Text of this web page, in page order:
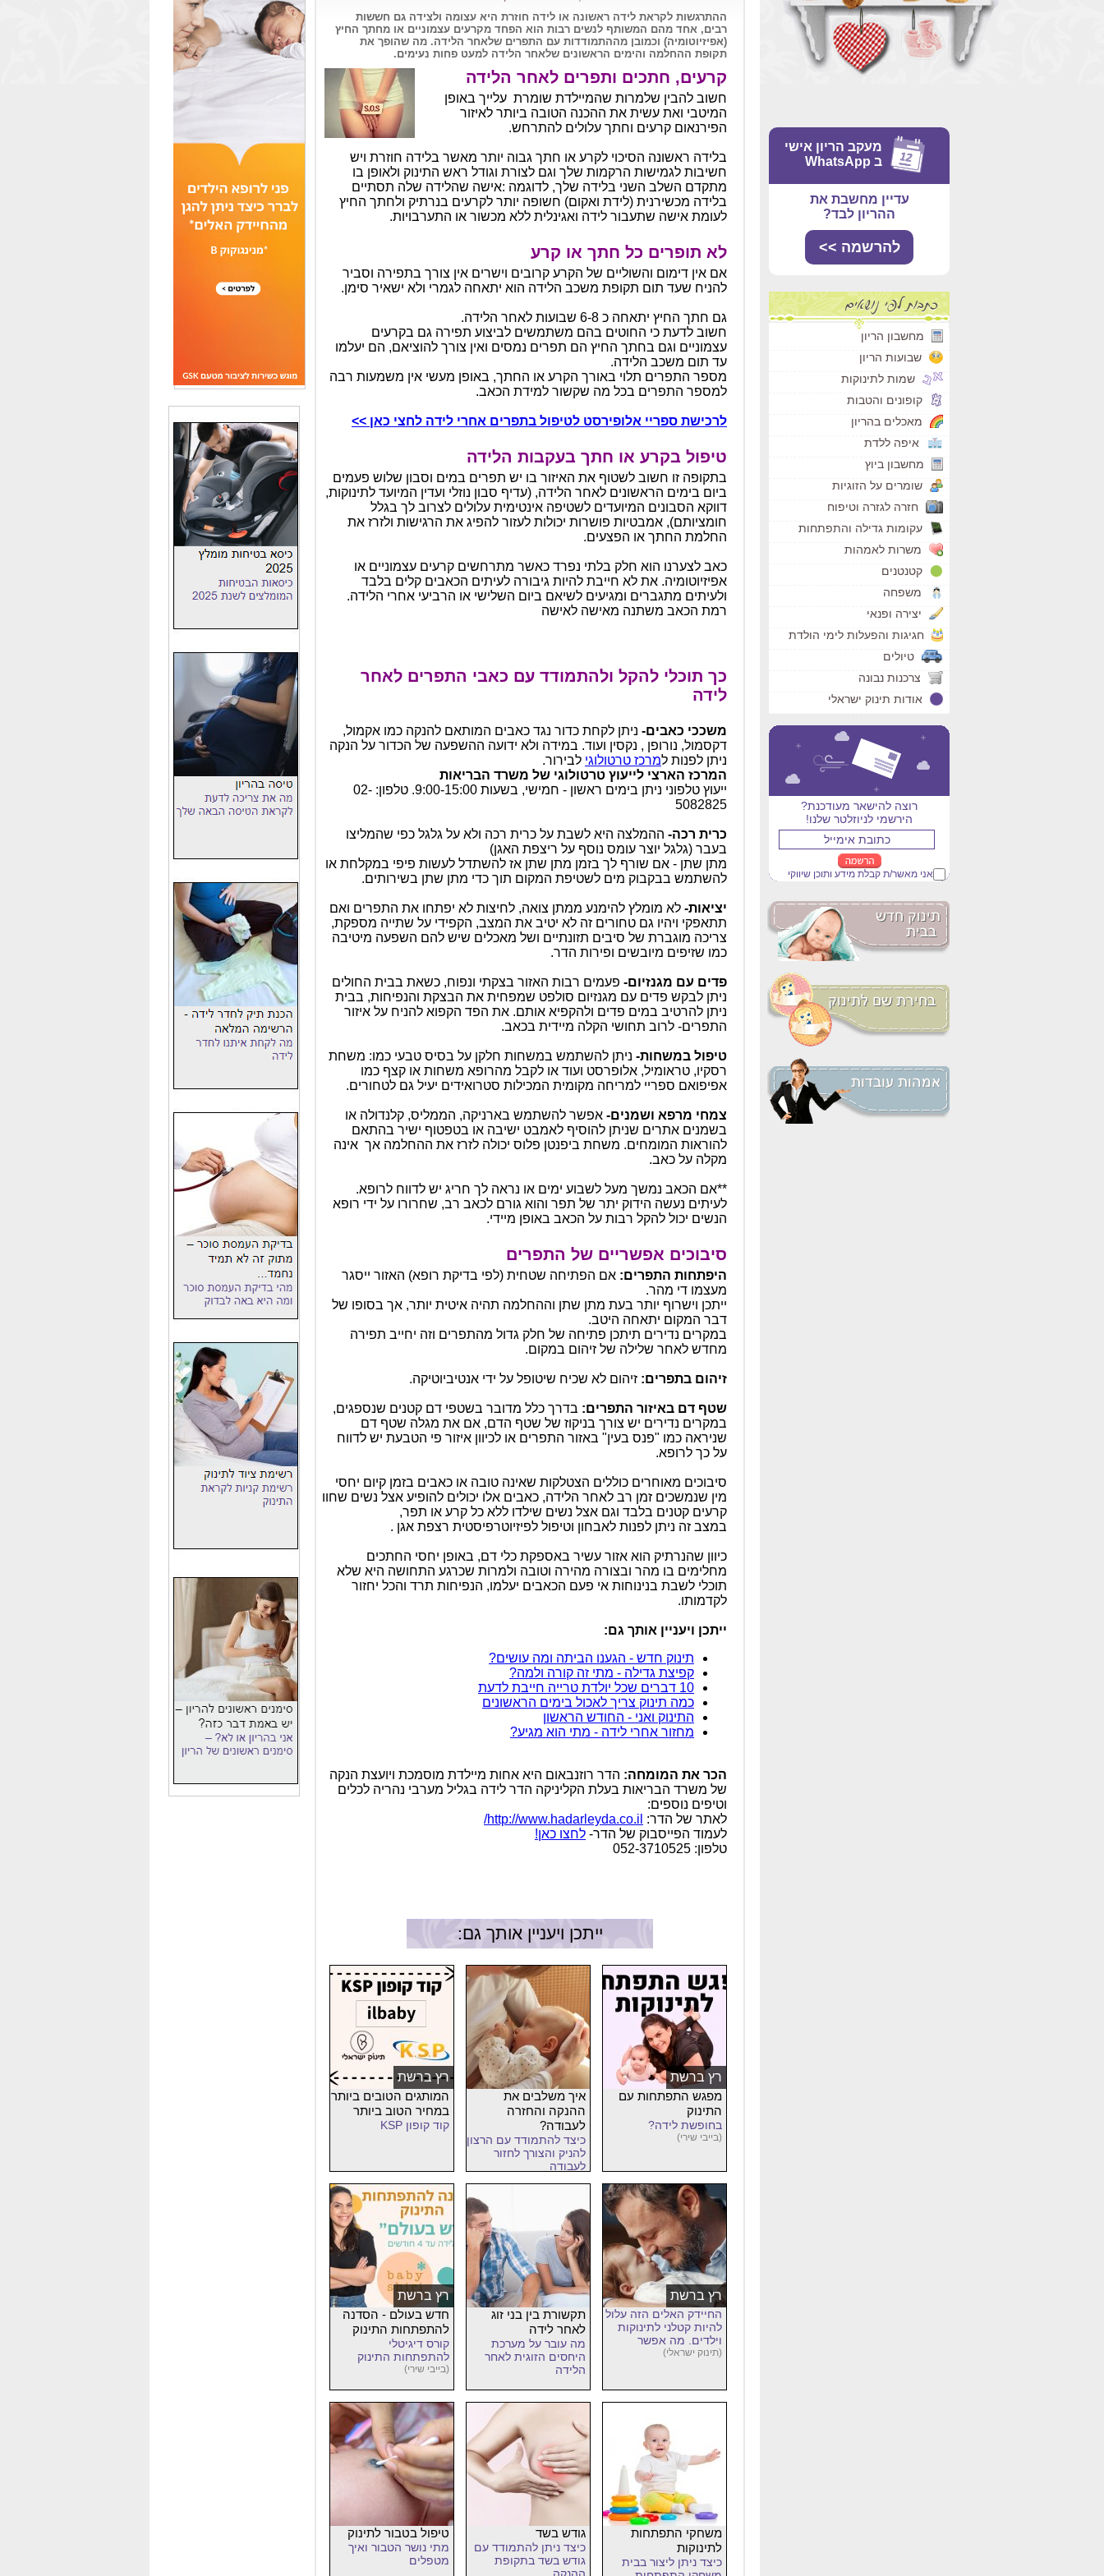
מעקב הריון אישי
ב WhatsApp
עדיין מחשבת את
ההריון לבד?
להרשמה >>
מחשבון הריון
שבועות הריון
שמות לתינוקות
קופונים והטבות
מאכלים בהריון
איפה ללדת
מחשבון ביוץ
שומרים על הזוגיות
חזרה לגזרה וטיפוח
עקומות גדילה והתפתחות
משרות לאמהות
קטנטנים
משפחה
יצירה ופנאי
חגיגות והפעלות לימי הולדת
טיולים
צרכנות נבונה
אודות תינוק ישראלי
רוצה להישאר מעודכנת?
הירשמי לניוזלטר שלנו!
אני מאשר/ת קבלת מידע ותוכן שיווקי
ההתרגשות לקראת לידה ראשונה או לידה חוזרת היא עצומה ולצידה גם חששות
רבים, אחד מהם המשותף לנשים רבות הוא הפחד מקרעים עצמוניים או מחתך החיץ
(אפיזיוטומיה) וכמובן מההתמודדות עם התפרים שלאחר הלידה. מה שהופך את
תקופת ההחלמה והימים הראשונים שלאחר הלידה למעט פחות נעימים.
קרעים, חתכים ותפרים לאחר הלידה
חשוב להבין שלמרות שהמיילדת שומרת עלייך באופן
המיטבי ואת עשית את ההכנה הטובה ביותר לאיזור
הפירנאום קרעים וחתך עלולים להתרחש.
בלידה ראשונה הסיכוי לקרע או חתך גבוה יותר מאשר בלידה חוזרת ויש
חשיבות לגמישות הרקמות שלך וגם לצורת וגודל ראש התינוק ולאופן בו
מתקדם השלב השני בלידה שלך, לדוגמה :אישה שהלידה שלה תסתיים
בלידה מכשירנית (לידת ואקום) חשופה יותר לקרעים בנרתיק ולחתך החיץ
לעומת אישה שתעבור לידה ואגינלית ללא מכשור או התערבויות.
לא תופרים כל חתך או קרע
אם אין דימום והשוליים של הקרע קרובים וישרים אין צורך בתפירה וסביר
להניח שעד תום תקופת משכב הלידה הוא יתאחה לגמרי ולא ישאיר סימן.
גם חתך החיץ יתאחה כ 6-8 שבועות לאחר הלידה.
חשוב לדעת כי החוטים בהם משתמשים לביצוע תפירה גם בקרעים
עצמוניים וגם בחתך החיץ הם תפרים נמסים ואין צורך להוציאם, הם יעלמו
עד תום משכב הלידה.
מספר התפרים תלוי באורך הקרע או החתך, באופן מעשי אין משמעות רבה
למספר התפרים בכל מה שקשור למידת הכאב.
לרכישת ספריי אלופירסט לטיפול בתפרים אחרי לידה לחצי כאן >>
טיפול בקרע או חתך בעקבות הלידה
בתקופה זו חשוב לשטוף את האיזור בו יש תפרים במים וסבון שלוש פעמים
ביום בימים הראשונים לאחר הלידה, (עדיף סבון נוזלי ועדין המיועד לתינוקות,
דווקא הסבונים המיועדים לשטיפה אינטימית עלולים לצרוב לך בגלל
חומציותם), אמבטיות פושרות יכולות לעזור להפיג את הרגישות ולזרז את
החלמת החתך או הפצעים.
כאב לצערנו הוא חלק בלתי נפרד כאשר מתרחשים קרעים עצמוניים או
אפיזיוטומיה. את לא חייבת להיות גיבורה לעיתים הכאבים קלים בלבד
ולעיתים מתגברים ומגיעים לשיאם ביום השלישי או הרביעי אחרי הלידה.
רמת הכאב משתנה מאישה לאישה
כך תוכלי להקל ולהתמודד עם כאבי התפרים לאחר
לידה
משככי כאבים- ניתן לקחת כדור נגד כאבים המותאם להנקה כמו אקמול,
דקסמול, נורופן , נקסין ועוד. במידה ולא ידועה ההשפעה של הכדור על הנקה
ניתן לפנות למרכז טרטולוגי לבירור.
המרכז הארצי לייעוץ טרטולוגי של משרד הבריאות
ייעוץ טלפוני ניתן בימים ראשון - חמישי, בשעות 9:00-15:00. טלפון: 02-
5082825
כרית רכה- ההמלצה היא לשבת על כרית רכה ולא על גלגל כפי שהמליצו
בעבר (גלגל יוצר עומס נוסף על ריצפת האגן)
מתן שתן - אם שורף לך בזמן מתן שתן אז להשתדל לעשות פיפי במקלחת או
להשתמש בבקבוק מים לשטיפת המקום תוך כדי מתן שתן בשירותים.
יציאות- לא מומלץ להימנע ממתן צואה, לחיצות לא יפתחו את התפרים ואם
תתאפקי ויהיו גם טחורים זה לא יטיב את המצב, הקפידי על שתייה מספקת,
צריכה מוגברת של סיבים תזונתיים ושל מאכלים שיש להם השפעה מיטיבה
כמו שזיפים מיובשים ופירות הדר.
פדים עם מגנזיום- פעמים רבות האזור בצקתי ונפוח, כשאת בבית החולים
ניתן לבקש פדים עם מגנזיום סולפט שמפחית את הבצקת והנפיחות, בבית
ניתן להרטיב במים פדים ולהקפיא אותם. את הפד הקפוא להניח על איזור
התפרים- לרוב תחושי הקלה מיידית בכאב.
טיפול במשחות- ניתן להשתמש במשחות חלקן על בסיס טבעי כמו: משחת
רסקיו, טראומיל, אלופרסט ועוד או לקבל מהרופא משחות או קצף כמו
אפיפואם ספריי למריחה מקומית המכילות סטרואידים יעיל גם לטחורים.
צמחי מרפא ושמנים- אפשר להשתמש בארניקה, הממליס, קלנדולה או
בשמנים אתרים שניתן להוסיף לאמבט ישיבה או בטפטוף ישיר בהתאם
להוראות המומחים. משחת ביפנטן פלוס יכולה לזרז את ההחלמה אך אינה
מקלה על כאב.
**אם הכאב נמשך מעל לשבוע ימים או נראה לך חריג יש לדווח לרופא.
לעיתים נעשה הידוק יתר של תפר והוא גורם לכאב רב, שחרורו על ידי רופא
הנשים יכול להקל רבות על הכאב באופן מיידי.
סיבוכים אפשריים של התפרים
היפתחות התפרים: אם הפתיחה שטחית (לפי בדיקת רופא) האזור ייסגר
מעצמו די מהר.
ייתכן וישרוף יותר בעת מתן שתן וההחלמה תהיה איטית יותר, אך בסופו של
דבר המקום יתאחה היטב.
במקרים נדירים תיתכן פתיחה של חלק גדול מהתפרים וזה יחייב תפירה
מחדש לאחר שלילה של זיהום במקום.
זיהום בתפרים: זיהום לא שכיח שיטופל על ידי אנטיביוטיקה.
שטף דם באיזור התפרים: בדרך כלל מדובר בשטפי דם קטנים שנספגים,
במקרים נדירים יש צורך בניקוז של שטף הדם, אם את מגלה שטף דם
שניראה כמו "פנס בעין" באזור התפרים או לכיוון איזור פי הטבעת יש לדווח
על כך לרופא.
סיבוכים מאוחרים כוללים הצטלקות שאינה טובה או כאבים בזמן קיום יחסי
מין שנמשכים זמן רב לאחר הלידה, כאבים אלו יכולים להופיע אצל נשים שחוו
קרעים קטנים בלבד וגם אצל נשים שילדו ללא כל קרע או תפר,
במצב זה ניתן לפנות לאבחון וטיפול לפיזיוטרפיסטית רצפת אגן .
כיוון שהנרתיק הוא אזור עשיר באספקת כלי דם, באופן יחסי החתכים
מחלימים בו מהר ובצורה מהירה וטובה ולמרות שכרגע התחושה היא שלא
תוכלי לשבת בנינוחות אי פעם הכאבים יעלמו, הנפיחות תרד והכל יחזור
לקדמותו.
ייתכן ויעניין אותך גם:
תינוק חדש - הגענו הביתה ומה עושים?
קפיצת גדילה - מתי זה קורה ולמה?
10 דברים שכל יולדת טרייה חייבת לדעת
כמה תינוק צריך לאכול בימים הראשונים
התינוק ואני - החודש הראשון
מחזור אחרי לידה - מתי הוא מגיע?
הכר את המומחה: הדר רוזנבאום היא אחות מיילדת מוסמכת ויועצת הנקה
של משרד הבריאות בעלת הקליניקה הדר לידה בגליל מערבי נהריה לכלים
וטיפים נוספים:
לאתר של הדר: http://www.hadarleyda.co.il/
לעמוד הפייסבוק של הדר- לחצו כאן!
טלפון: 052-3710525
ייתכן ויעניין אותך גם:
רץ ברשת
מפגש התפתחות עם
התינוק
בחופשת לידה?
(בייבי שירי)
איך משלבים את
ההנקה והחזרה
לעבודה?
כיצד להתמודד עם הרצון
להניק והצורך לחזור
לעבודה
רץ ברשת
המותגים הטובים ביותר
במחיר הטוב ביותר
קוד קופון KSP
רץ ברשת
החיידק האלים הזה עלול
להיות קטלני לתינוקות
וילדים. מה אפשר
לעשות?
(תינוק ישראלי)
תקשורת בין בני זוג
לאחר לידה
מה עובר על מערכת
היחסים הזוגית לאחר
הלידה
רץ ברשת
חדש בעולם - הסדנה
להתפתחות התינוק
קורס דיגיטלי
להתפתחות התינוק
(בייבי שירי)
משחקי התפתחות
לתינוקות
כיצד ניתן ליצור בבית
גודש בשד
כיצד ניתן להתמודד עם
גודש בשד בתקופת
טיפול בטבור לתינוק
מתי נושר הטבור ואיך
מטפלים